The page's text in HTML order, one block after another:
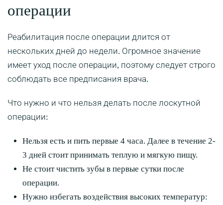
операции
Реабилитация после операции длится от
нескольких дней до недели. Огромное значение
имеет уход после операции, поэтому следует строго
соблюдать все предписания врача.
Что нужно и что нельзя делать после лоскутной
операции:
Нельзя есть и пить первые 4 часа. Далее в течение 2-
3 дней стоит принимать теплую и мягкую пищу.
Не стоит чистить зубы в первые сутки после
операции.
Нужно избегать воздействия высоких температур: